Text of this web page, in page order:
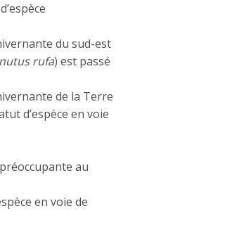
du sud-est
rufa) est passé
de la Terre
d’espèce en voie
au
en voie de